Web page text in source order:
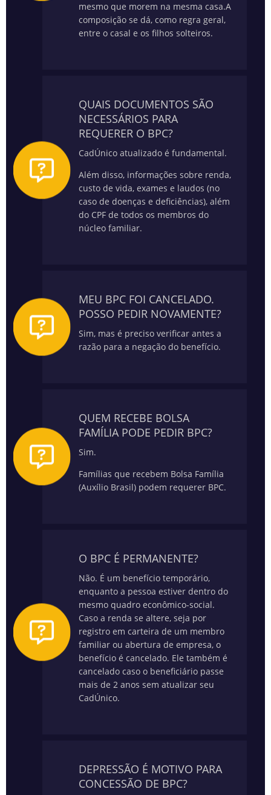
mesmo que morem na mesma casa.A
composição se dá, como regra geral,
entre o casal e os filhos solteiros.
QUAIS DOCUMENTOS SÃO
NECESSÁRIOS PARA
REQUERER O BPC?
CadÚnico atualizado é fundamental.
Além disso, informações sobre renda,
custo de vida, exames e laudos (no
caso de doenças e deficiências), além
do CPF de todos os membros do
núcleo familiar.
MEU BPC FOI CANCELADO.
POSSO PEDIR NOVAMENTE?
Sim, mas é preciso verificar antes a
razão para a negação do benefício.
QUEM RECEBE BOLSA
FAMÍLIA PODE PEDIR BPC?
Sim.
Famílias que recebem Bolsa Família
(Auxílio Brasil) podem requerer BPC.
O BPC É PERMANENTE?
Não. É um benefício temporário,
enquanto a pessoa estiver dentro do
mesmo quadro econômico-social.
Caso a renda se altere, seja por
registro em carteira de um membro
familiar ou abertura de empresa, o
benefício é cancelado. Ele também é
cancelado caso o beneficiário passe
mais de 2 anos sem atualizar seu
CadÚnico.
DEPRESSÃO É MOTIVO PARA
CONCESSÃO DE BPC?